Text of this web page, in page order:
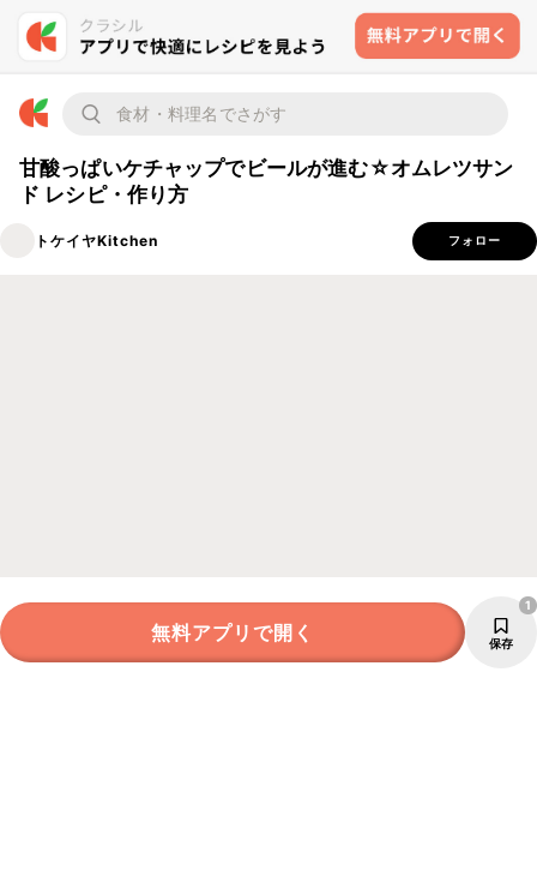
甘酸っぱいケチャップでビールが進む☆オムレツサン
ド レシピ・作り方
トケイヤKitchen フォロー
無料アプリで開く 保存
1